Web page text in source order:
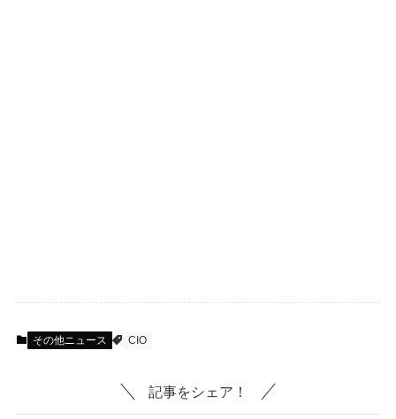
その他ニュース CIO
記事をシェア！